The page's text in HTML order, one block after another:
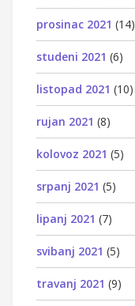
prosinac 2021 (14)
studeni 2021 (6)
listopad 2021 (10)
rujan 2021 (8)
kolovoz 2021 (5)
srpanj 2021 (5)
lipanj 2021 (7)
svibanj 2021 (5)
travanj 2021 (9)